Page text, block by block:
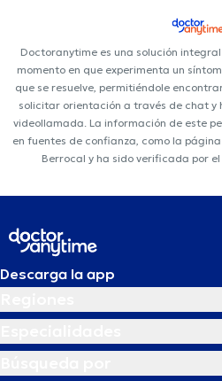
Doctoranytime es una solución
momento en que experimenta un
que se resuelve, permitiéndole
solicitar orientación a través de chat y
videollamada. La información de este
en fuentes de confianza, como la
Berrocal y ha sido verificada por
Descarga la app